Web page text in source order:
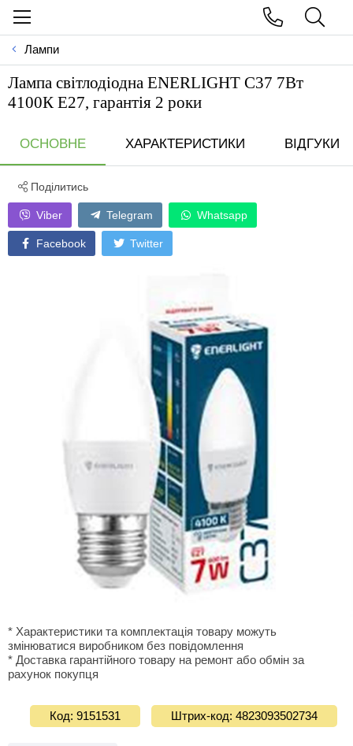
Лампи
Лампа свiтлодiодна ENERLIGHT С37 7Вт
4100К Е27, гарантiя 2 роки
ОСНОВНЕ ХАРАКТЕРИСТИКИ ВІДГУКИ
Поділитись
Viber Telegram Whatsapp
Facebook Twitter
* Характеристики та комплектація товару можуть
змінюватися виробником без повідомлення
* Доставка гарантiйного товару на ремонт або обмiн за
рахунок покупця
Код: 9151531 Штрих-код: 4823093502734